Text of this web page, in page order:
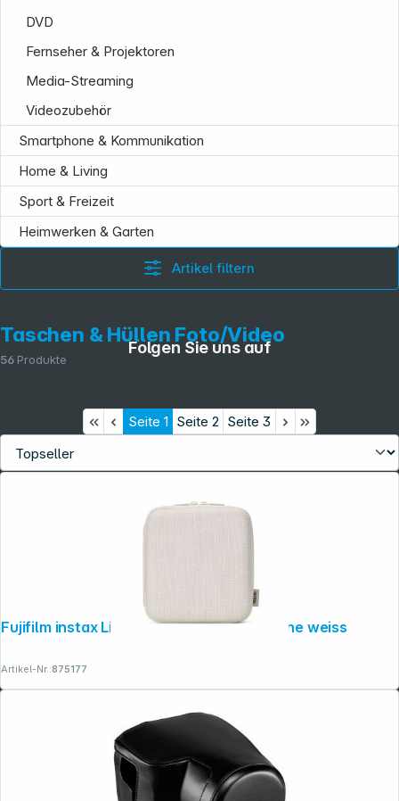
DVD
Fernseher & Projektoren
Media-Streaming
Videozubehör
Smartphone & Kommunikation
Home & Living
Sport & Freizeit
Heimwerken & Garten
Artikel filtern
Taschen & Hüllen Foto/Video
56 Produkte
Seite 1 Seite 2 Seite 3
Fujifilm instax Link wide Printer Case asche weiss
Artikel-Nr.:875177
Folgen Sie uns auf